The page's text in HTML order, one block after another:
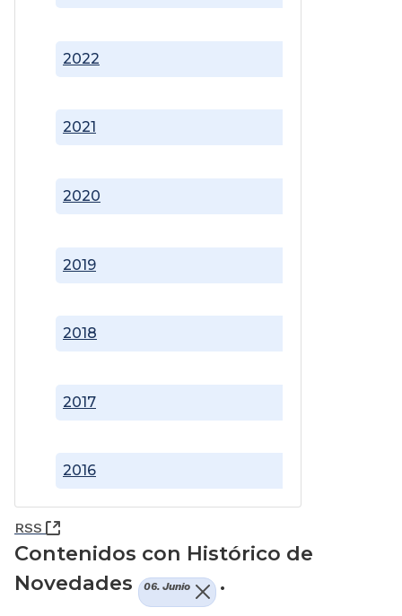
2016
2017
2018
2019
2020
2021
2022
RSS (Abre una nueva ventana)
Contenidos con Histórico de
Novedades
06. Junio .